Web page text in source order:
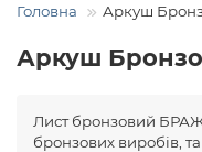
Головна Аркуш
Аркуш
Лист бронзовий
бронзових виробів,